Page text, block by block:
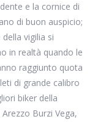
e la cornice di
di buon auspicio;
vigilia si
in realtà quando le
raggiunto quota
di grande calibro
biker della
Burzi Vega,